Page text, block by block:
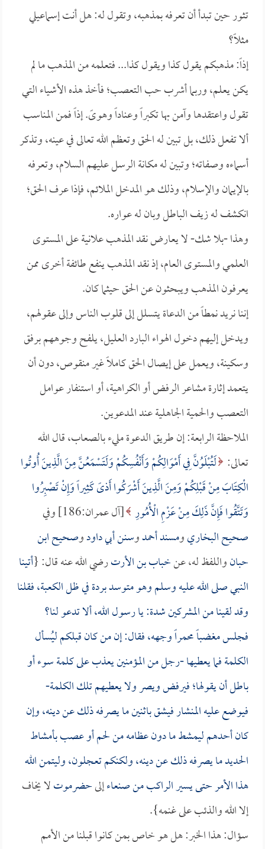
تثور حين تبدأ أن تعرفه بمذهبه، وتقول له: هل أنت إسماعيلي
مثلاً؟
إذاً: مذهبكم يقول كذا ويقول كذا... فتعلمه من المذهب ما لم
يكن يعلم، وربما أشرب حب التعصب؛ فأخذ هذه الأشياء التي
تقول واعتقدها وآمن بها تكبراً وعناداً وهوىً. إذاً فمن المناسب
ألا تفعل ذلك، بل تبين له الحق وتعظم الله تعالى في عينه، وتذكر
أسماءه وصفاته؛ وتبين له مكانة الرسل عليهم السلام، وتعرفه
بالإيمان والإسلام، وذلك هو المدخل الملائم، فإذا عرف الحق؛
انكشف له زيف الباطل وبان له عواره.
وهذا -بلا شك- لا يعارض نقد المذهب علانية على المستوى
العلمي والمستوى العام، إذ نقد المذهب ينفع طائفة أخرى ممن
يعرفون المذهب ويبحثون عن الحق حيثما كان.
إننا نريد نمطاً من الدعاة يتسلل إلى قلوب الناس وإلى عقولهم،
ويدخل إليهم دخول الهواء البارد العليل، يلفح وجوههم برفق
وسكينة، ويعمل على إيصال الحق كاملاً غير منقوص، دون أن
يتعمد إثارة مشاعر الرفض أو الكراهية، أو استنفار عوامل
التعصب والحمية الجاهلية عند المدعوين.
الملاحظة الرابعة: إن طريق الدعوة مليء بالصعاب، قال الله
تعالى: لَتُبْلَوُنَّ فِي أَمْوَالِكُمْ وَأَنْفُسِكُمْ وَلَتَسْمَعُنَّ مِنَ الَّذِينَ أُوتُوا
الْكِتَابَ مِنْ قَبْلِكُمْ وَمِنَ الَّذِينَ أَشْرَكُوا أَذىً كَثِيراً وَإِنْ تَصْبِرُوا
وَتَتَّقُوا فَإِنَّ ذَلِكَ مِنْ عَزْمِ الْأُمُورِ [آل عمران:186] وفي
صحيح البخاريومسند أحمدوسنن أبي داودوصحيح ابن
حبانواللفظ له، عنخباب بن الأرترضي الله عنه قال: {أتينا
النبي صلى الله عليه وسلم وهو متوسد بردة في ظل الكعبة، فقلنا
وقد لقينا من المشركين شدة: يا رسول الله، ألا تدعو لنا؟
فجلس مغضباً محمراً وجهه، فقال: إن من كان قبلكم ليُسأل
الكلمة فما يعطيها -رجل من المؤمنين يعذب على كلمة سوء أو
باطل أن يقولها؛ فيرفض ويصر ولا يعطيهم تلك الكلمة-
فيوضع عليه المنشار فيشق باثنين ما يصرفه ذلك عن دينه، وإن
كان أحدهم ليمشط ما دون عظامه من لحم أو عصب بأمشاط
الحديد ما يصرفه ذلك عن دينه، ولكنكم تعجلون، وليتمن الله
هذا الأمر حتى يسير الراكب منصنعاءإلىحضرموتلا يخاف
إلا الله والذئب على غنمه}.
سؤال: هذا الخبر: هل هو خاص بمن كانوا قبلنا من الأمم